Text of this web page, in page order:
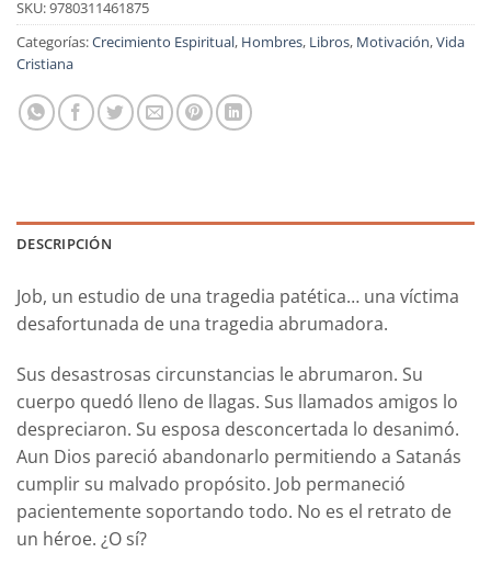
SKU:9780311461875
Categorías:Crecimiento Espiritual, Hombres, Libros, Motivación,Vida
Cristiana
DESCRIPCIÓN
Job, un estudio de una tragedia patética… una víctima
desafortunada de una tragedia abrumadora.
Sus desastrosas circunstancias le abrumaron. Su
cuerpo quedó lleno de llagas. Sus llamados amigos lo
despreciaron. Su esposa desconcertada lo desanimó.
Aun Dios pareció abandonarlo permitiendo a Satanás
cumplir su malvado propósito. Job permaneció
pacientemente soportando todo. No es el retrato de
un héroe. ¿O sí?